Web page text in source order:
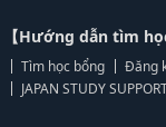
【Hướng dẫn tìm
Tìm học bổng
Đăng
JAPAN STUDY